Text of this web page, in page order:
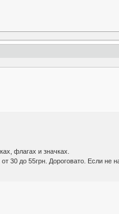
флагах и значках.
30 до 55грн. Дороговато. Если не